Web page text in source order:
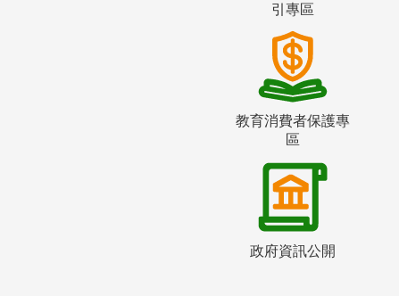
引專區
教育消費者保護專
區
政府資訊公開